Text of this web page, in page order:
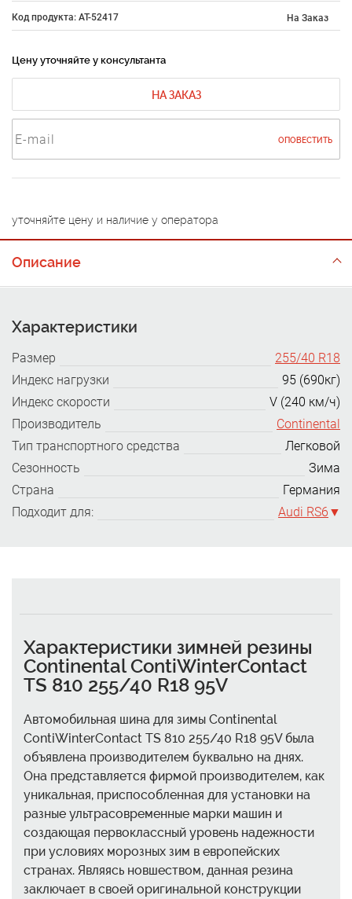
Код продукта: AT-52417 На Заказ
Цену уточняйте у консультанта
НА ЗАКАЗ
ОПОВЕСТИТЬ
уточняйте цену и наличие у оператора
Описание
Характеристики
Размер
255/40 R18
Индекс нагрузки
95 (690кг)
Индекс скорости
V (240 км/ч)
Производитель
Continental
Тип транспортного средства
Легковой
Сезонность
Зима
Страна
Германия
Подходит для:
Audi RS6
Характеристики зимней резины
Continental ContiWinterContact
TS 810 255/40 R18 95V
Автомобильная шина для зимы Continental
ContiWinterContact TS 810 255/40 R18 95V была
объявлена производителем буквально на днях.
Она представляется фирмой производителем, как
уникальная, приспособленная для установки на
разные ультрасовременные марки машин и
создающая первоклассный уровень надежности
при условиях морозных зим в европейских
странах. Являясь новшеством, данная резина
заключает в своей оригинальной конструкции